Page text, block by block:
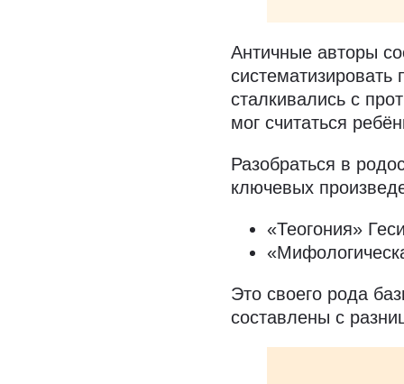
Античные авторы
сталкивались с
мог считаться
Разобраться в
ключевых
«Теогония»
Это своего рода
составлены с